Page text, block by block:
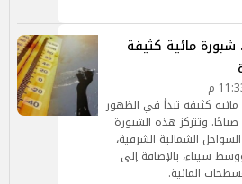
مائية كثيفة
كثيفة تبدأ في الظهور
صباحًا. وتتركز هذه الشبورة
الشمالية الشرقية،
سيناء، بالإضافة إلى
المائية.